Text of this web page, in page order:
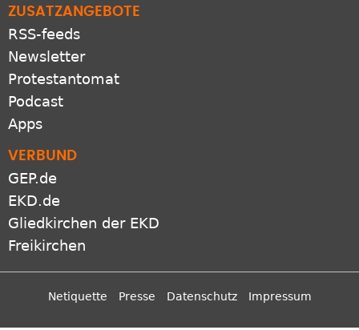
ZUSATZANGEBOTE
RSS-feeds
Newsletter
Protestantomat
Podcast
Apps
VERBUND
GEP.de
EKD.de
Gliedkirchen der EKD
Freikirchen
Netiquette Presse Datenschutz Impressum